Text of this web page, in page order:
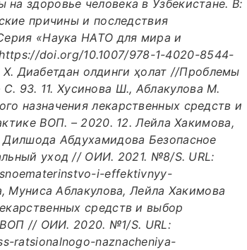
здоровье человека в Узбекистане. В:
причины и последствия
«Наука НАТО для мира и
doi.org/10.1007/978-1-4020-8544-
Диабетдан олдинги ҳолат //Проблемы
93. 11. Хусинова Ш., Аблакулова М.
назначения лекарственных средств и
ВОП. – 2020. 12. Лейла Хакимова,
Абдухамидова Безопасное
уход // ОИИ. 2021. №8/S. URL:
i-effektivnyy-
Аблакулова, Лейла Хакимова
средств и выбор
ВОП // ОИИ. 2020. №1/S. URL:
ratsionalnogo-naznacheniya-